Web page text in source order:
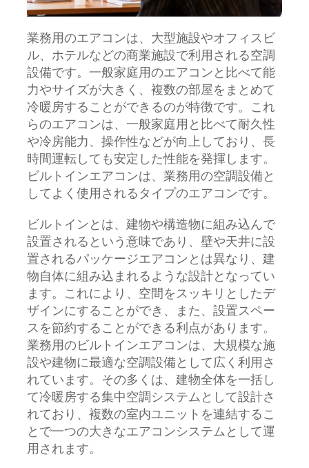
業務用のエアコンは、大型施設やオフィスビ
ル、ホテルなどの商業施設で利用される空調
設備です。 一般家庭用のエアコンと比べて能
力やサイズが大きく、複数の部屋をまとめて
冷暖房することができるのが特徴です。これ
らのエアコンは、一般家庭用と比べて耐久性
や冷房能力、操作性などが向上しており、長
時間運転しても安定した性能を発揮します。
ビルトインエアコンは、業務用の空調設備と
してよく使用されるタイプのエアコンです。
ビルトインとは、建物や構造物に組み込んで
設置されるという意味であり、壁や天井に設
置されるパッケージエアコンとは異なり、建
物自体に組み込まれるような設計となってい
ます。これにより、空間をスッキリとしたデ
ザインにすることができ、また、設置スペー
スを節約することができる利点があります。
業務用のビルトインエアコンは、大規模な施
設や建物に最適な空調設備として広く利用さ
れています。その多くは、建物全体を一括し
て冷暖房する集中空調システムとして設計さ
れており、複数の室内ユニットを連結するこ
とで一つの大きなエアコンシステムとして運
用されます。